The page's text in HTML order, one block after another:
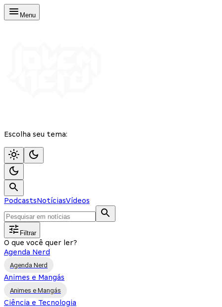
Menu
Escolha seu tema:
PodcastsNotíciasVídeos
Filtrar
O que você quer ler?
Agenda Nerd
Agenda Nerd
Animes e Mangás
Animes e Mangás
Ciência e Tecnologia